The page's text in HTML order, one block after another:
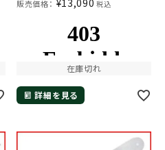
販売価格： ¥13,090 税込
在庫切れ
詳細を見る